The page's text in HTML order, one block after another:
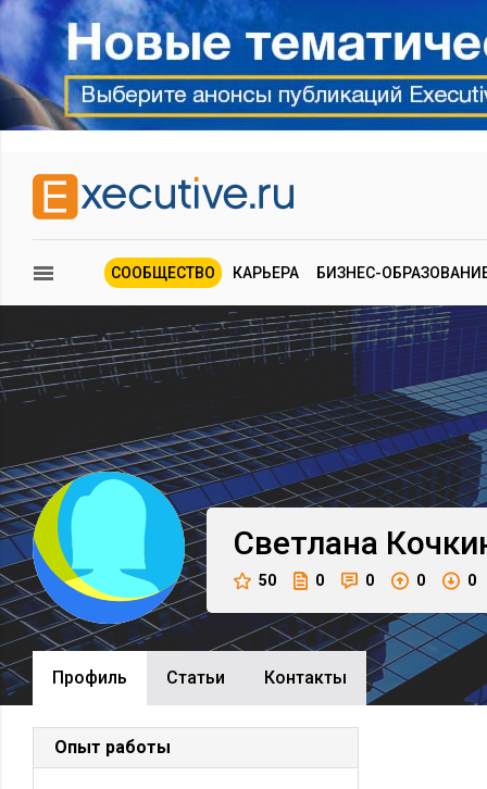
СООБЩЕСТВО КАРЬЕРА БИЗНЕС-
Светлана
50 0 0 0 0
Профиль Cтатьи Контакты
Опыт работы